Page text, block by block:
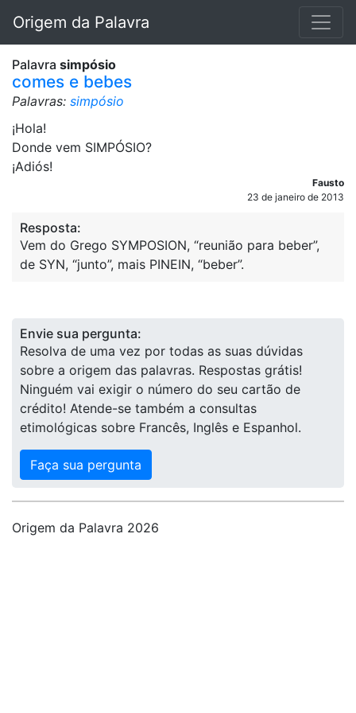
Origem da Palavra
Palavra simpósio
comes e bebes
Palavras: simpósio
¡Hola!
Donde vem SIMPÓSIO?
¡Adiós!
Fausto
23 de janeiro de 2013
Resposta:
Vem do Grego SYMPOSION, “reunião para beber”,
de SYN, “junto”, mais PINEIN, “beber”.
Envie sua pergunta:
Resolva de uma vez por todas as suas dúvidas
sobre a origem das palavras. Respostas grátis!
Ninguém vai exigir o número do seu cartão de
crédito! Atende-se também a consultas
etimológicas sobre Francês, Inglês e Espanhol.
Faça sua pergunta
Origem da Palavra 2026